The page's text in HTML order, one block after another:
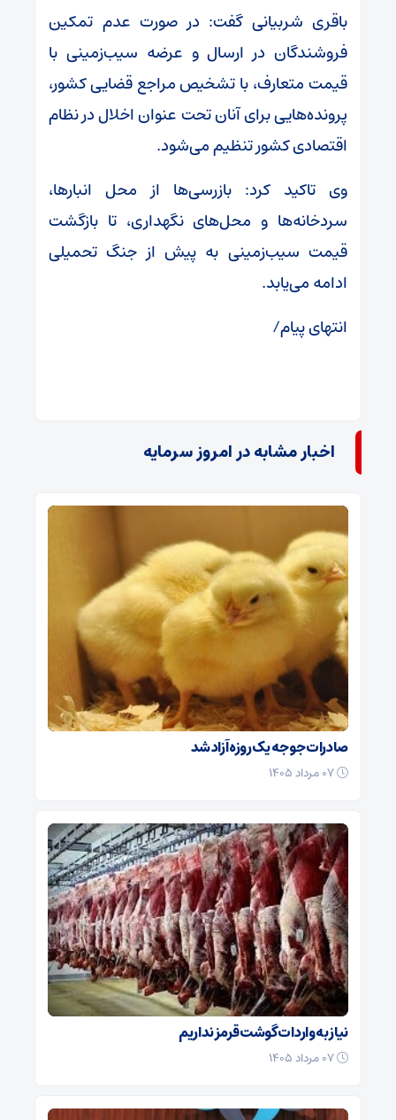
باقری شربیانی گفت: در صورت عدم تمکین
فروشندگان در ارسال و عرضه سیب‌زمینی با
قیمت متعارف، با تشخیص مراجع قضایی کشور،
پرونده‌هایی برای آنان تحت عنوان اخلال در نظام
اقتصادی کشور تنظیم می‌شود.
وی تاکید کرد: بازرسی‌ها از محل انبارها،
سردخانه‌ها و محل‌های نگهداری، تا بازگشت
قیمت سیب‌زمینی به پیش از جنگ تحمیلی
ادامه می‌یابد.
انتهای پیام/
اخبار مشابه در امروز سرمایه
صادرات جوجه یک روزه آزاد شد
نیاز به واردات گوشت قرمز نداریم